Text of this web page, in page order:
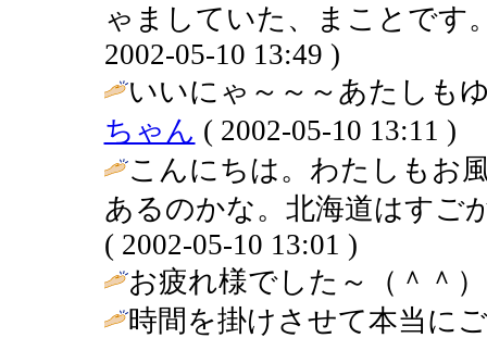
ゃましていた、まことです
2002-05-10 13:49 )
いいにゃ～～～あたしも
ちゃん ( 2002-05-10 13:11 )
こんにちは。わたしもお
あるのかな。北海道はすご
( 2002-05-10 13:01 )
お疲れ様でした～（＾＾
時間を掛けさせて本当に